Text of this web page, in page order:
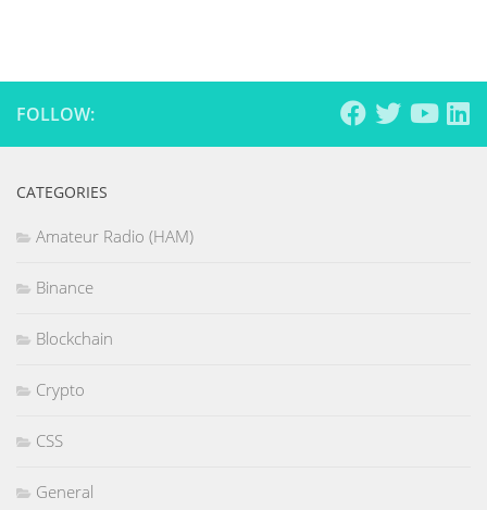
FOLLOW:
CATEGORIES
Amateur Radio (HAM)
Binance
Blockchain
Crypto
CSS
General